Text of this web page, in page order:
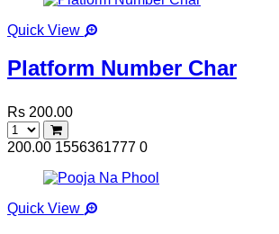
Quick View
Platform Number Char
Rs 200.00
200.00 1556361777 0
Quick View